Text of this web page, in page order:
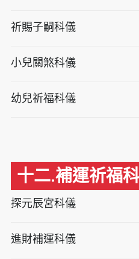
祈賜子嗣科儀
小兒關煞科儀
幼兒祈福科儀
十二.補運祈福
探元辰宮科儀
進財補運科儀